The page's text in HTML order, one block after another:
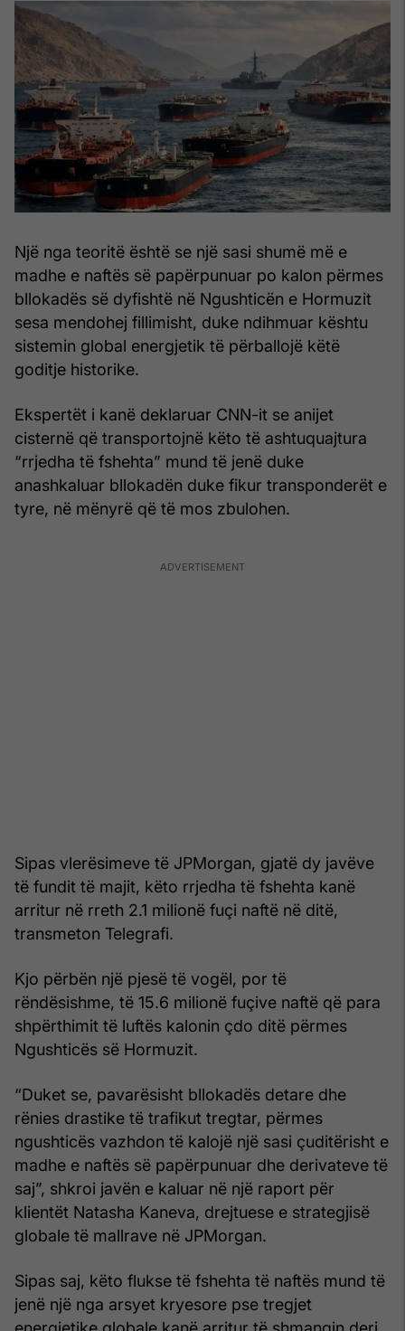
Një nga teoritë është se një sasi shumë më e
madhe e naftës së papërpunuar po kalon përmes
bllokadës së dyfishtë në Ngushticën e Hormuzit
sesa mendohej fillimisht, duke ndihmuar kështu
sistemin global energjetik të përballojë këtë
goditje historike.
Ekspertët i kanë deklaruar CNN-it se anijet
cisternë që transportojnë këto të ashtuquajtura
“rrjedha të fshehta” mund të jenë duke
anashkaluar bllokadën duke fikur transponderët e
tyre, në mënyrë që të mos zbulohen.
Sipas vlerësimeve të JPMorgan, gjatë dy javëve
të fundit të majit, këto rrjedha të fshehta kanë
arritur në rreth 2.1 milionë fuçi naftë në ditë,
transmeton Telegrafi.
Kjo përbën një pjesë të vogël, por të
rëndësishme, të 15.6 milionë fuçive naftë që para
shpërthimit të luftës kalonin çdo ditë përmes
Ngushticës së Hormuzit.
“Duket se, pavarësisht bllokadës detare dhe
rënies drastike të trafikut tregtar, përmes
ngushticës vazhdon të kalojë një sasi çuditërisht e
madhe e naftës së papërpunuar dhe derivateve të
saj”, shkroi javën e kaluar në një raport për
klientët Natasha Kaneva, drejtuese e strategjisë
globale të mallrave në JPMorgan.
Sipas saj, këto flukse të fshehta të naftës mund të
jenë një nga arsyet kryesore pse tregjet